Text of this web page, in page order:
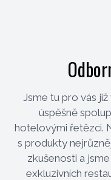
Jsme tu pro vás
úspěšně
hotelovými řetězci.
s produkty
zkušenosti a
exkluzivních